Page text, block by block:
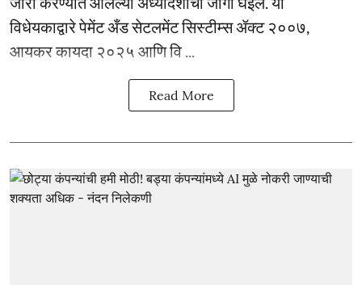
विधेयकाद्वारे पेमेंट अँड सेटलमेंट सिस्टीम्स ॲक्ट २००७,
आयकर कायदा २०२५ आणि वि ...
Read More